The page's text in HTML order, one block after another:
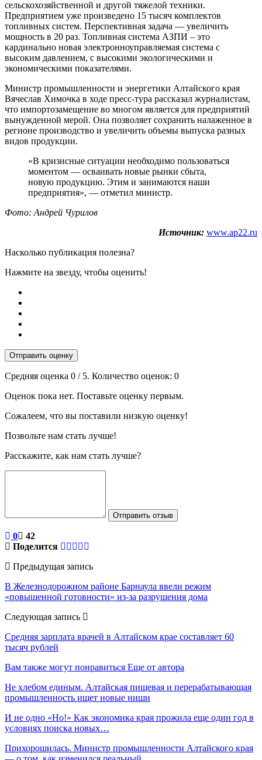
сельскохозяйственной и другой тяжелой техники.
Предприятием уже произведено 15 тысяч комплектов
топливных систем. Перспективная задача — увеличить
мощность в 20 раз. Топливная система АЗПИ – это
кардинально новая электронноуправляемая система с
высоким давлением, с высокими экологическими и
экономическими показателями.
Министр промышленности и энергетики Алтайского края
Вячеслав Химочка в ходе пресс-тура рассказал журналистам,
что импортозамещение во многом является для предприятий
вынужденной мерой. Она позволяет сохранить налаженное в
регионе производство и увеличить объемы выпуска разных
видов продукции.
«В кризисные ситуации необходимо пользоваться
моментом — осваивать новые рынки сбыта,
новую продукцию. Этим и занимаются наши
предприятия», — отметил министр.
Фото: Андрей Чурилов
Источник: www.ap22.ru
Насколько публикация полезна?
Нажмите на звезду, чтобы оценить!
Отправить оценку
Средняя оценка 0 / 5. Количество оценок: 0
Оценок пока нет. Поставьте оценку первым.
Сожалеем, что вы поставили низкую оценку!
Позвольте нам стать лучше!
Расскажите, как нам стать лучше?
Отправить отзыв
0
42
Поделится
Предыдущая запись
В Железнодорожном районе Барнаула ввели режим
«повышенной готовности» из-за разрушения дома
Следующая запись
Средняя зарплата врачей в Алтайском крае составляет 60
тысяч рублей
Вам также могут понравиться Еще от автора
Не хлебом единым. Алтайская пищевая и перерабатывающая
промышленность ищет новые ниши
И не одно «Но!» Как экономика края прожила еще один год в
условиях поиска новых…
Прихорошилась. Министр промышленности Алтайского края